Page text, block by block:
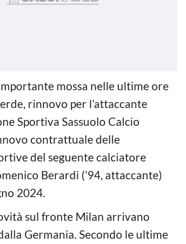
mossa nelle ultime ore
rinnovo per l’attaccante
Sportiva Sassuolo Calcio
contrattuale delle
del seguente calciatore
Berardi (’94, attaccante)
2024.
sul fronte Milan arrivano
Germania. Secondo le ultime